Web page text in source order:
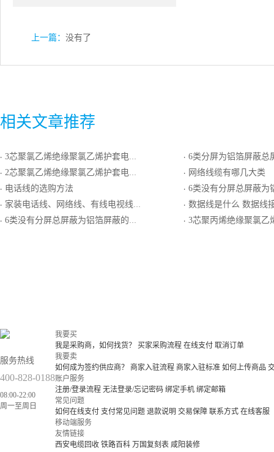
上一篇： 没有了
相关文章推荐
· 3芯聚氯乙烯绝缘聚氯乙烯护套电话软线
· 2芯聚氯乙烯绝缘聚氯乙烯护套电话软线
· 电话线的选购方法
· 家装电话线、网络线、有线电视线如何布线
· 6类没有分屏总屏蔽为铝箔屏蔽的双绞线
· 6类分屏为铝箔屏蔽总屏为编
· 网络线缆有哪几大类
· 6类没有分屏总屏蔽为铝箔
· 数据线是什么 数据线接
· 3芯聚丙烯绝缘聚氯乙烯护
服务热线
400-828-0188
08:00-22:00
周一至周日
我要买
我是采购商，如何找货？
买家采购流程 在线支付 取消订单
我要卖
如何成为签约供应商？
商家入驻流程 商家入驻标准 如何上传商品
账户服务
注册/登录流程 无法登录/忘记密码 绑定手机 绑定邮箱
常见问题
如何在线支付 支付常见问题 退款说明 交易保障 联系方式 在线客服
移动端服务
友情链接
西安电缆回收 铁路百科 万国复刻表 咸阳装修